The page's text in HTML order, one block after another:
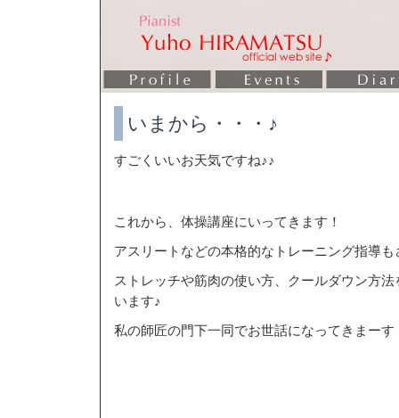
いまから・・・♪
すごくいいお天気ですね♪♪
これから、体操講座にいってきます！
アスリートなどの本格的なトレーニング指導
ストレッチや筋肉の使い方、クールダウン方
います♪
私の師匠の門下一同でお世話になってきまーす